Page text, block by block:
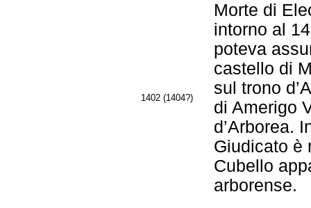
1402 (1404?)
Morte di
intorno al
poteva
castello di
sul trono
di Amerigo
d’Arborea.
Giudicato è
Cubello
arborense.